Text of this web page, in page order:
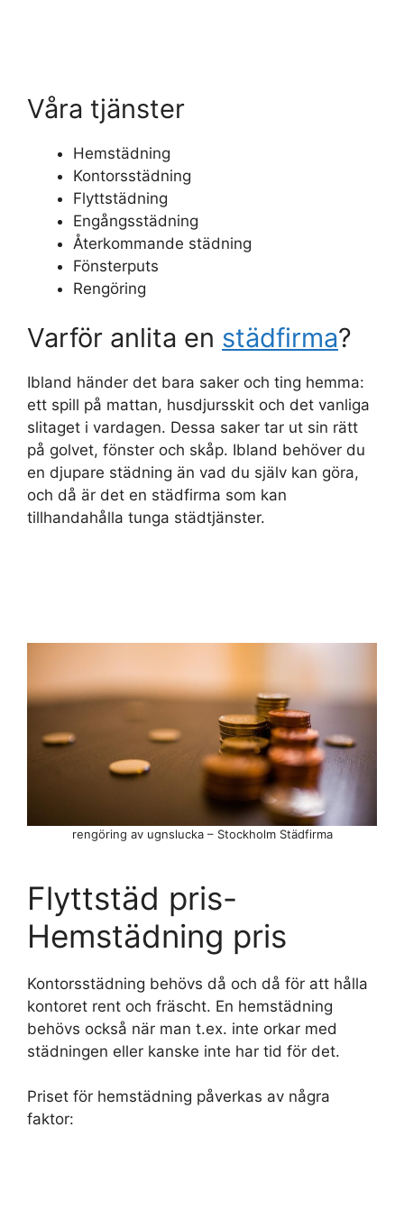
Våra tjänster
Hemstädning
Kontorsstädning
Flyttstädning
Engångsstädning
Återkommande städning
Fönsterputs
Rengöring
Varför anlita en städfirma?
Ibland händer det bara saker och ting hemma:
ett spill på mattan, husdjursskit och det vanliga
slitaget i vardagen. Dessa saker tar ut sin rätt
på golvet, fönster och skåp. Ibland behöver du
en djupare städning än vad du själv kan göra,
och då är det en städfirma som kan
tillhandahålla tunga städtjänster.
rengöring av ugnslucka – Stockholm Städfirma
Flyttstäd pris-
Hemstädning pris
Kontorsstädning behövs då och då för att hålla
kontoret rent och fräscht. En hemstädning
behövs också när man t.ex. inte orkar med
städningen eller kanske inte har tid för det.
Priset för hemstädning påverkas av några
faktor: